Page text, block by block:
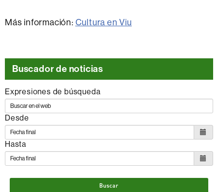
Más información: Cultura en Viu
Buscador de noticias
Expresiones de búsqueda
Desde
Hasta
Buscar